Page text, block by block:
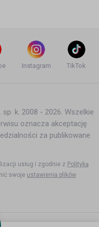
poszukiwaniu stanu
feat. Ero, DJ DEF prod.
Satellite Empire -
Remix)[Taken from
(Official Music Video)
Instagram TikTok
k. 2008 - 2026. Wszelkie
oznacza akceptację
za publikowane
usług i zgodnie z Polityką
swoje ustawienia plików